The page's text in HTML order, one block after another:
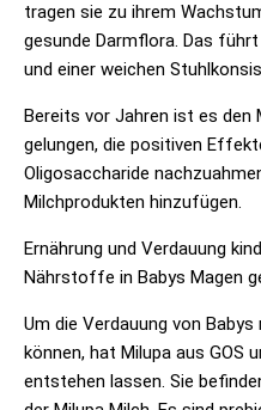
tragen sie zu ihrem
gesunde Darmflora. Das
und einer weichen
Bereits vor Jahren ist es den
gelungen, die positiven
Oligosaccharide
Milchprodukten hinzufügen.
Ernährung und Verdauung
Nährstoffe in Babys Magen
Um die Verdauung von
können, hat Milupa aus GOS
entstehen lassen. Sie